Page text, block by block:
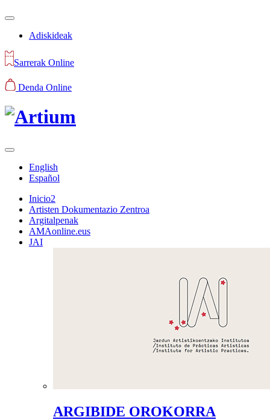
Adiskideak
Sarrerak Online
Denda Online
English
Español
Inicio2
Artisten Dokumentazio Zentroa
Argitalpenak
AMAonline.eus
JAI
ARGIBIDE OROKORRA